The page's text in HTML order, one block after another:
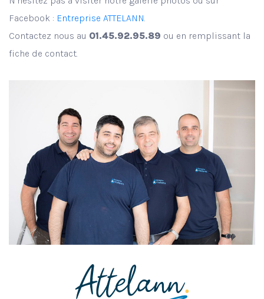
Facebook : Entreprise ATTELANN.
Contactez nous au 01.45.92.95.89 ou en remplissant la
fiche de contact.